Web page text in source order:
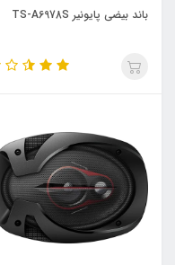
باند بیضی پایونیر TS-A6978S